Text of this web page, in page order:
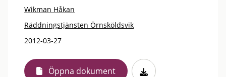
Wikman Håkan
Räddningstjänsten Örnsköldsvik
2012-03-27
Öppna dokument